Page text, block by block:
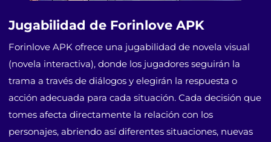
Jugabilidad de Forinlove APK
Forinlove APK ofrece una jugabilidad de novela visual
(novela interactiva), donde los jugadores seguirán la
trama a través de diálogos y elegirán la respuesta o
acción adecuada para cada situación. Cada decisión que
tomes afecta directamente la relación con los
personajes, abriendo así diferentes situaciones, nuevas